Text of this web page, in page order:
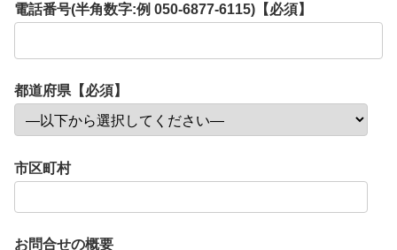
電話番号(半角数字:例 050-6877-6115)【必須】
都道府県【必須】
市区町村
お問合せの概要